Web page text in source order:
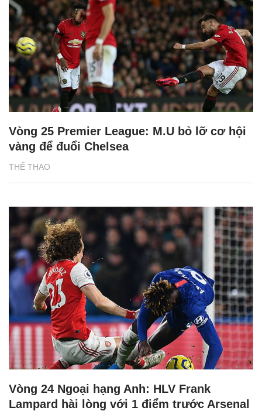
THỂ THAO
Vòng 25 Premier League: M.U bỏ lỡ cơ hội
vàng để đuổi Chelsea
Vòng 24 Ngoại hạng Anh: HLV Frank
Lampard hài lòng với 1 điểm trước Arsenal